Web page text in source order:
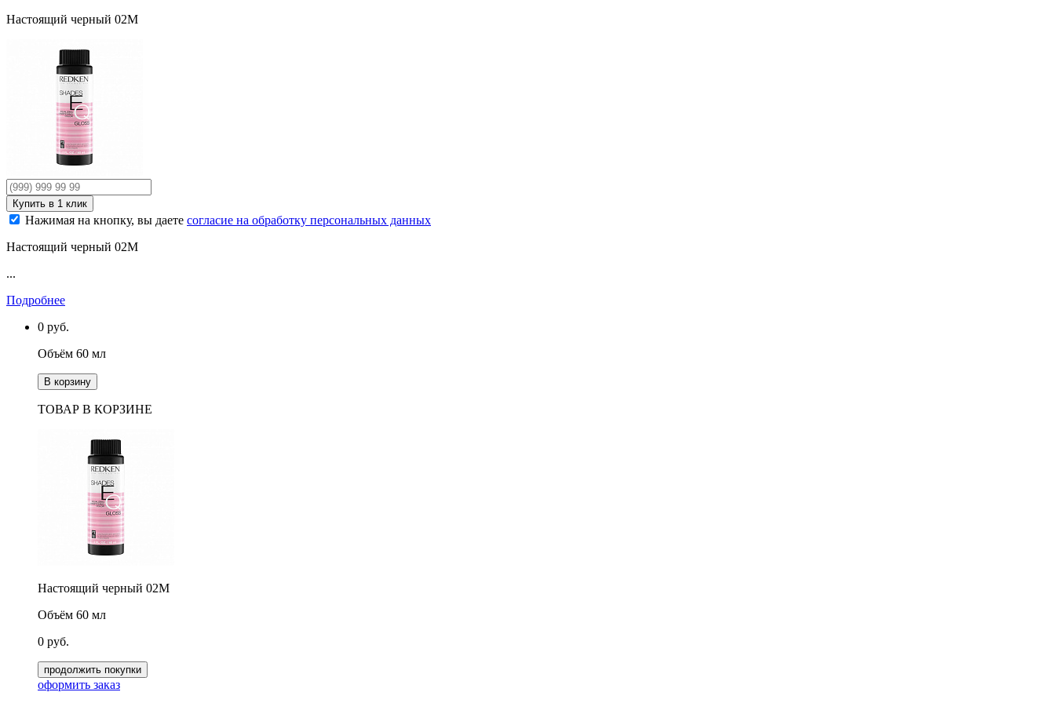
Настоящий черный 02M
Нажимая на кнопку, вы даете согласие на обработку персональных данных
Настоящий черный 02M
...
Подробнее
0 руб.
Объём 60 мл
В корзину
ТОВАР В КОРЗИНЕ
Настоящий черный 02M
Объём 60 мл
0 руб.
продолжить покупки
оформить заказ